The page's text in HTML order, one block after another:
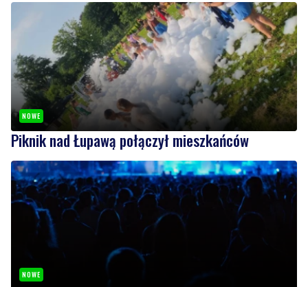
NOWE
Piknik nad Łupawą połączył mieszkańców
NOWE